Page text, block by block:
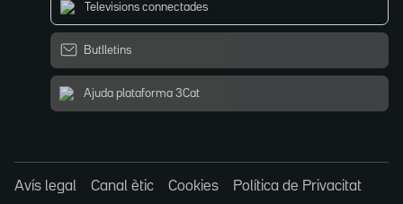
Televisions connectades
Butlletins
Ajuda plataforma 3Cat
Avís legal Canal ètic Cookies
Política de Privacitat